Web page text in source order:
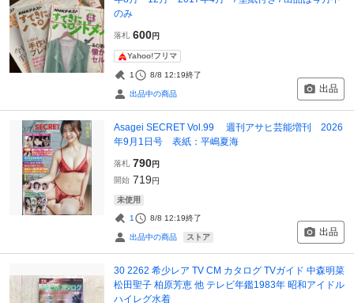
のみ
落札 600円
Yahoo!フリマ
1 8/8 12:19終了
出品中の商品 出品
Asagei SECRET Vol.99 週刊アサヒ芸能増刊 2026
年9月1日号 表紙：平嶋夏海
落札 790円
開始 719円
未使用
1 8/8 12:19終了
出品中の商品 ストア 出品
30 2262 希少レア TV CM カタログ TVガイド 中森明菜
松田聖子 柏原芳恵 他 テレビ年鑑1983年 昭和アイドル
ハイレグ水着